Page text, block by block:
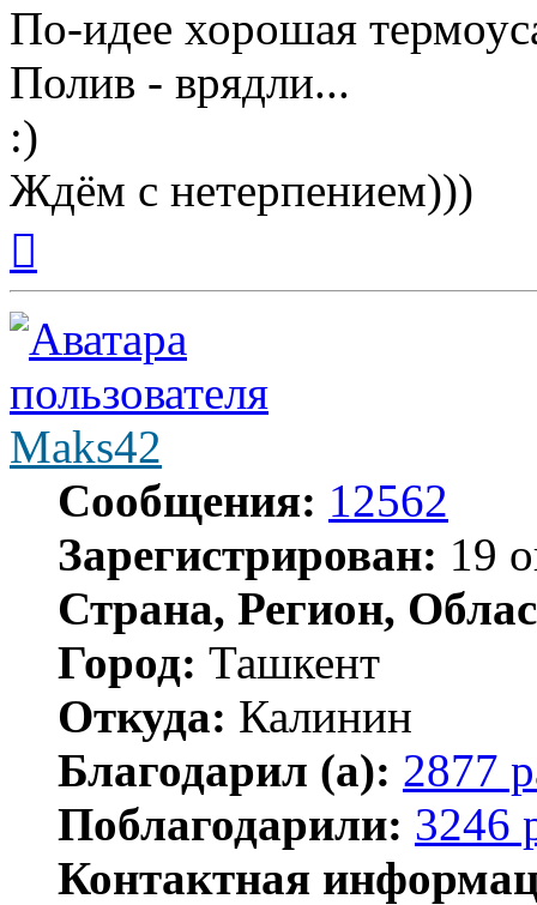
По-идее хорошая
Полив - врядли...
:)
Ждём с нетерпением)))
началу
Maks42
Сообщения: 12562
Зарегистрирован: 19
Страна, Регион,
Город: Ташкент
Откуда: Калинин
Благодарил (а): 2877
Поблагодарили: 3246
Контактная